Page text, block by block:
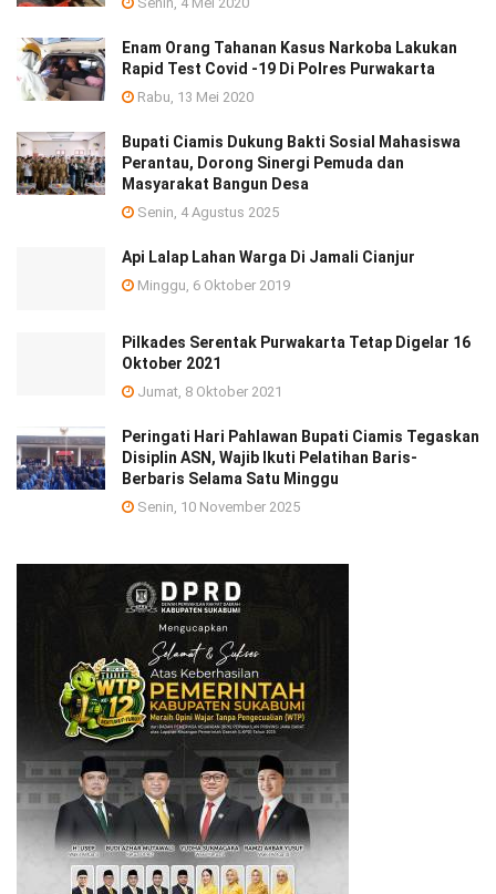
Enam Orang Tahanan Kasus Narkoba Lakukan
Rapid Test Covid -19 Di Polres Purwakarta
Rabu, 13 Mei 2020
Bupati Ciamis Dukung Bakti Sosial Mahasiswa
Perantau, Dorong Sinergi Pemuda dan
Masyarakat Bangun Desa
Senin, 4 Agustus 2025
Api Lalap Lahan Warga Di Jamali Cianjur
Minggu, 6 Oktober 2019
Pilkades Serentak Purwakarta Tetap Digelar 16
Oktober 2021
Jumat, 8 Oktober 2021
Peringati Hari Pahlawan Bupati Ciamis Tegaskan
Disiplin ASN, Wajib Ikuti Pelatihan Baris-
Berbaris Selama Satu Minggu
Senin, 10 November 2025